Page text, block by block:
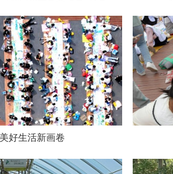
好生活新画卷